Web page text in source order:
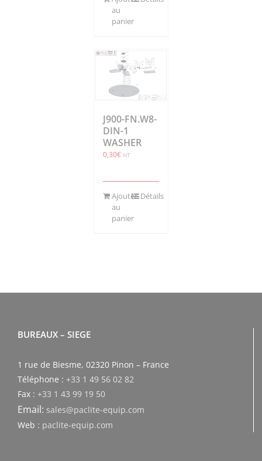
au
panier
J900-FN.W8-
DIN-1
WASHER
0,30€ HT
Ajouter
au
panier
Détails
BUREAUX – SIEGE
1 rue de Biesme, 02320 Pinon – France
Téléphone : +33 1 49 56 02 82
Fax : +33 1 43 99 19 50
Email: sales@paclite-equip.com
Web : paclite-equip.com